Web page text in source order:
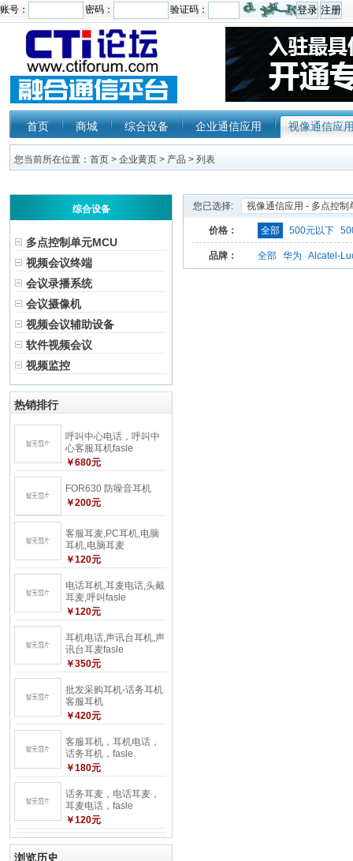
首页 商城 综合设备 企业通信应用 视像通信应
您当前所在位置： 首页 > 企业黄页 > 产品 > 列表
综合设备
多点控制单元MCU
视频会议终端
会议录播系统
会议摄像机
视频会议辅助设备
软件视频会议
视频监控
热销排行
呼叫中心电话，呼叫中
心客服耳机fasle
￥680元
FOR630 防噪音耳机
￥200元
客服耳麦,PC耳机,电脑
耳机,电脑耳麦
￥120元
电话耳机,耳麦电话,头戴
耳麦,呼叫fasle
￥120元
耳机电话,声讯台耳机,声
讯台耳麦fasle
￥350元
批发采购耳机-话务耳机
客服耳机
￥420元
客服耳机，耳机电话，
话务耳机，fasle
￥180元
话务耳麦，电话耳麦，
耳麦电话，fasle
￥120元
浏览历史
您已选择: 视像通信应用 - 多点控制
价格： 全部 500元以下
品牌： 全部 华为 Alcatel-